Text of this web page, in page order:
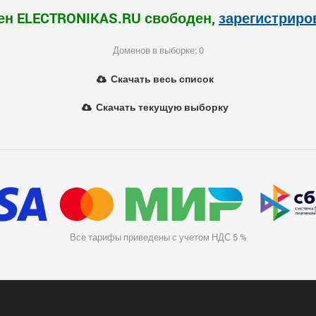
ELECTRONIKAS.RU свободен,
Доменов в выборке: 0
Скачать весь список
Скачать текущую выборку
Все тарифы приведены с учетом НДС 5 %